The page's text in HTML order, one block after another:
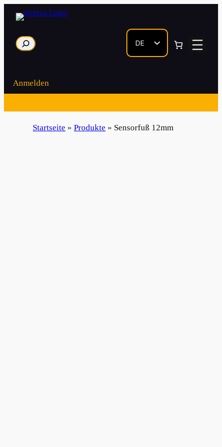
Inhalt
springen
Suche
DE
EN
Anmelden
Startseite »Produkte » Sensorfuß 12mm